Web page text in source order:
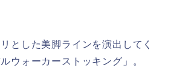
とした美脚ラインを演出してく
ウォーカーストッキング」。